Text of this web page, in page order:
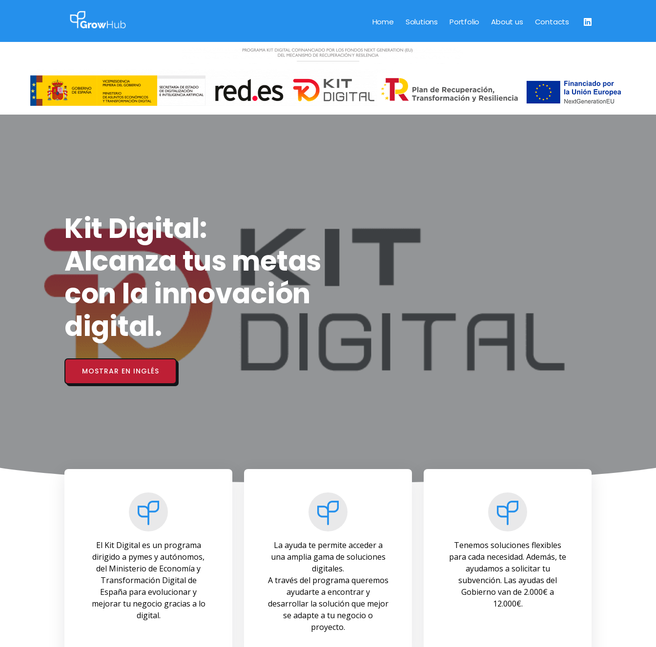
Home Solutions Portfolio About us Contacts
Kit Digital:
Alcanza tus metas
con la innovación
digital.
MOSTRAR EN INGLÉS
El Kit Digital es un programa
dirigido a pymes y autónomos,
del Ministerio de Economía y
Transformación Digital de
España para evolucionar y
mejorar tu negocio gracias a lo
digital.
La ayuda te permite acceder a
una amplia gama de soluciones
digitales.
A través del programa queremos
ayudarte a encontrar y
desarrollar la solución que mejor
se adapte a tu negocio o
proyecto.
Tenemos soluciones flexibles
para cada necesidad. Además, te
ayudamos a solicitar tu
subvención. Las ayudas del
Gobierno van de 2.000€ a
12.000€.